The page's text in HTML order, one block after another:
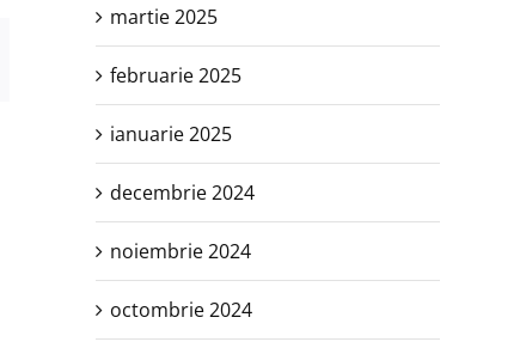
martie 2025
februarie 2025
ianuarie 2025
decembrie 2024
noiembrie 2024
octombrie 2024